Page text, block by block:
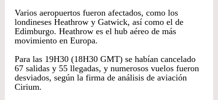
Varios aeropuertos fueron afectados, como los
londineses Heathrow y Gatwick, así como el de
Edimburgo. Heathrow es el hub aéreo de más
movimiento en Europa.
Para las 19H30 (18H30 GMT) se habían cancelado
67 salidas y 55 llegadas, y numerosos vuelos fueron
desviados, según la firma de análisis de aviación
Cirium.